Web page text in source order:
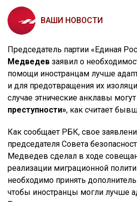
ВАШИ НОВОСТИ
Председатель партии «Единая
Медведев заявил о
помощи иностранцам лучше
и для предотвращения их
случае этнические анклавы могут
преступности», как считает
Как сообщает РБК, свое
председателя Совета
Медведев сделал в ходе
реализации миграционной
необходимо принять
чтобы иностранцы могли лучше